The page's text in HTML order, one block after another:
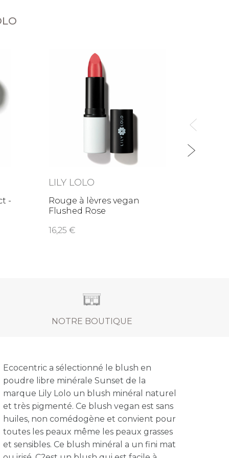
-
LILY LOLO
Rouge à lèvres vegan
Flushed Rose
16,25
NOTRE BOUTIQUE
Ecocentric a sélectionné le blush en
poudre libre minérale Sunset de la
marque Lily Lolo un blush minéral naturel
et très pigmenté. Ce blush vegan est sans
huiles, non comédogène et convient pour
toutes les peaux même les peaux grasses
et sensibles. Ce blush minéral a un fini mat